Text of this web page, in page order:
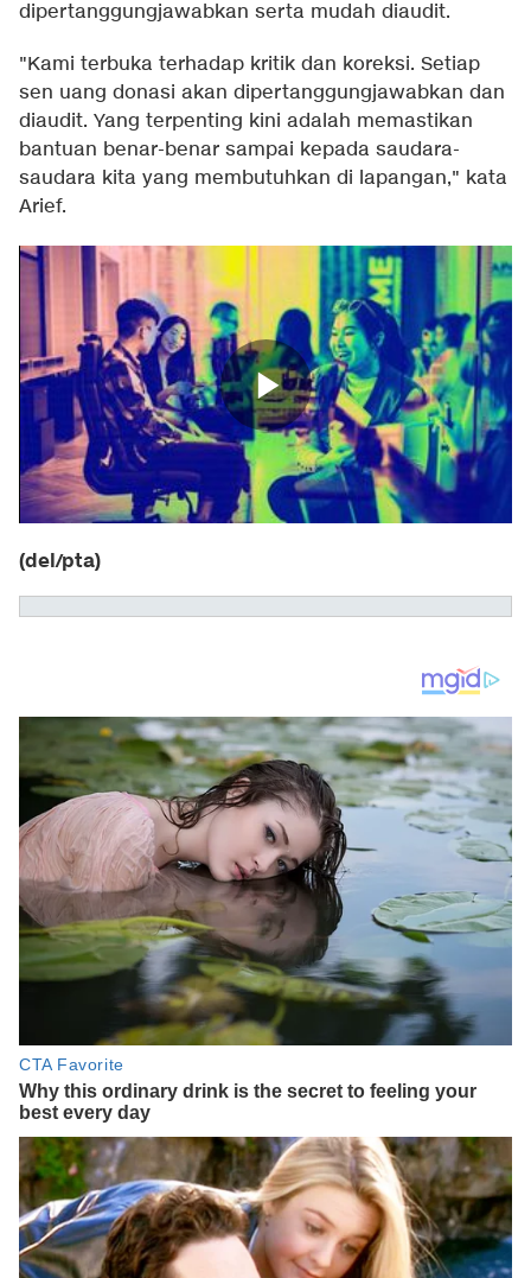
dipertanggungjawabkan serta mudah diaudit.
"Kami terbuka terhadap kritik dan koreksi. Setiap
sen uang donasi akan dipertanggungjawabkan dan
diaudit. Yang terpenting kini adalah memastikan
bantuan benar-benar sampai kepada saudara-
saudara kita yang membutuhkan di lapangan," kata
Arief.
(del/pta)